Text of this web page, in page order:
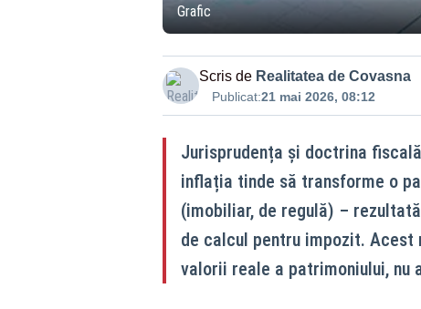
Grafic
Scris de Realitatea de Covasna
Publicat:21 mai 2026, 08:12
Jurisprudența și doctrina
inflația tinde să transforme o
(imobiliar, de regulă) –
de calcul pentru impozit.
valorii reale a patrimoniului, nu